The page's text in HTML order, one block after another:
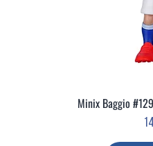
Minix Baggio